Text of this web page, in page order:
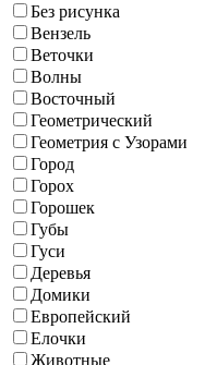
Без рисунка
Вензель
Веточки
Волны
Восточный
Геометрический
Геометрия с Узорами
Город
Горох
Горошек
Губы
Гуси
Деревья
Домики
Европейский
Елочки
Животные